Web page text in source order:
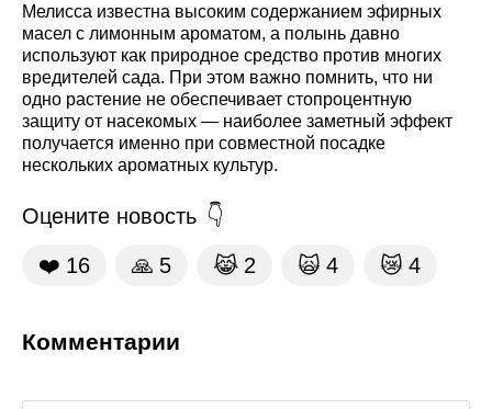
Мелисса известна высоким содержанием эфирных
масел с лимонным ароматом, а полынь давно
используют как природное средство против многих
вредителей сада. При этом важно помнить, что ни
одно растение не обеспечивает стопроцентную
защиту от насекомых — наиболее заметный эффект
получается именно при совместной посадке
нескольких ароматных культур.
Оцените новость
❤️ 16 🙏 5 😹 2 🙀 4 😿 4
Комментарии